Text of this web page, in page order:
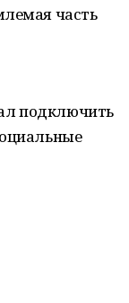
часть
подключить